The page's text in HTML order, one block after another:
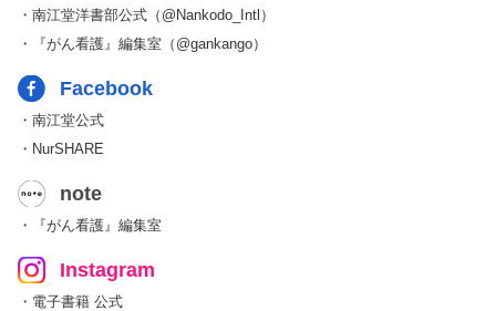
・南江堂洋書部公式（@Nankodo_Intl）
・『がん看護』編集室（@gankango）
Facebook
・南江堂公式
・NurSHARE
note
・『がん看護』編集室
Instagram
・電子書籍 公式